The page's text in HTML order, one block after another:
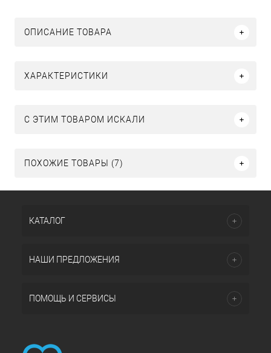
ОПИСАНИЕ ТОВАРА
ХАРАКТЕРИСТИКИ
C ЭТИМ ТОВАРОМ ИСКАЛИ
ПОХОЖИЕ ТОВАРЫ (7)
КАТАЛОГ
НАШИ ПРЕДЛОЖЕНИЯ
ПОМОЩЬ И СЕРВИСЫ